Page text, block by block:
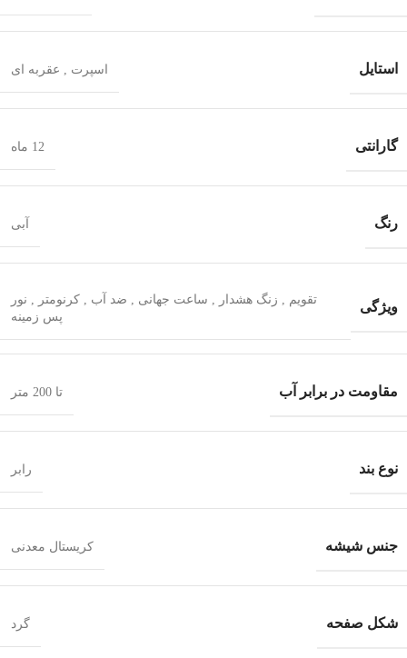
استایل اسپرت عقربه ای
گارانتی 12 ماه
رنگ آبی
ویژگی تقویم زنگ هشدار ساعت جهانی ضد آب کرنومتر
نور
پس زمینه
مقاومت در برابر آب تا 200 متر
نوع بند رابر
جنس شیشه کریستال معدنی
شکل صفحه گرد